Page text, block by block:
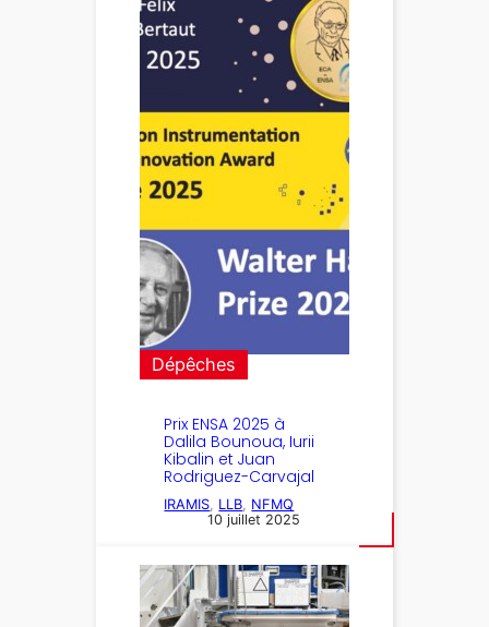
Dépêches
Prix ENSA 2025 à
Dalila Bounoua, Iurii
Kibalin et Juan
Rodriguez-Carvajal
IRAMIS, LLB, NFMQ
10 juillet 2025